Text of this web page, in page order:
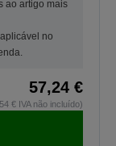
ao artigo mais
no
57,24 €
€ IVA não incluído)